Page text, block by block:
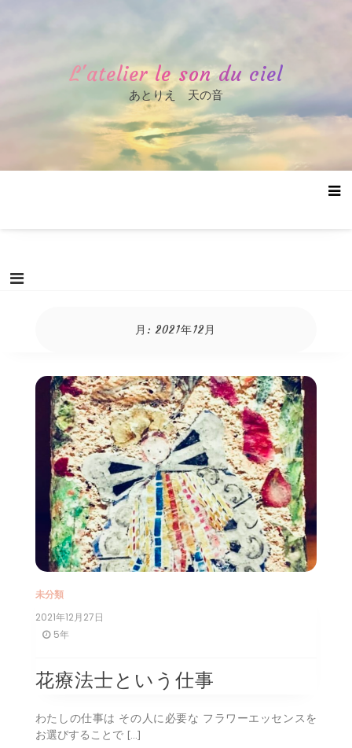
L'atelier le son du ciel
あとりえ 天の音
月:2021年12月
未分類
2021年12月27日
5年
花療法士という仕事
わたしの仕事は その人に必要な フラワーエッセンスを
お選びすることで […]